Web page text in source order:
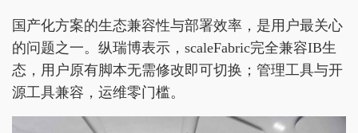
国产化方案的生态兼容性与部署效率，是用户最关心
的问题之一。纵瑞博表示，scaleFabric完全兼容IB生
态，用户原有脚本无需修改即可切换；管理工具与开
源工具兼容，运维零门槛。